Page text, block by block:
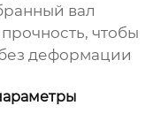
вал
чтобы
деформации